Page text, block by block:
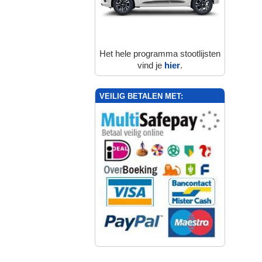
Het hele programma stootlijsten
vind je hier.
VEILIG BETALEN MET: